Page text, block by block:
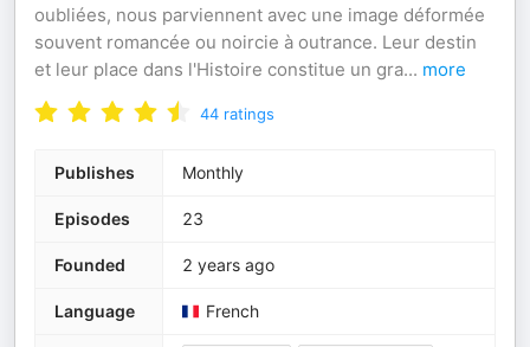
oubliées, nous parviennent avec une image déformée
souvent romancée ou noircie à outrance. Leur destin
et leur place dans l'Histoire constitue un gra... more
44 ratings
Publishes Monthly
Episodes 23
Founded 2 years ago
Language French